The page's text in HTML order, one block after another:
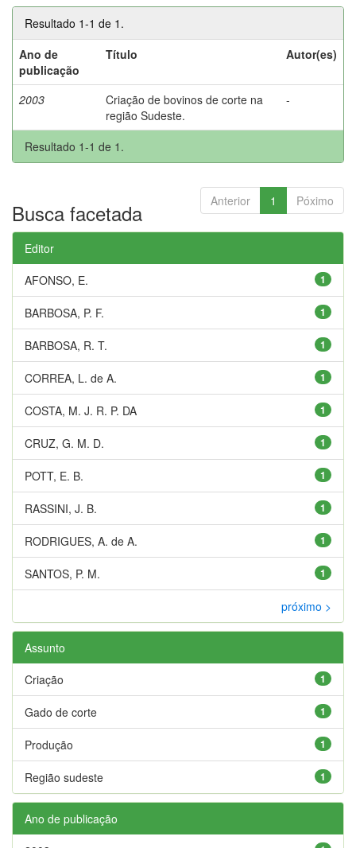
Resultado 1-1 de 1.
Ano de
publicação
Título Autor(es)
2003
Criação de bovinos de corte na
região Sudeste.
-
Resultado 1-1 de 1.
Anterior 1 Póximo
Busca facetada
Editor
1
AFONSO, E.
1
BARBOSA, P. F.
1
BARBOSA, R. T.
1
CORREA, L. de A.
1
COSTA, M. J. R. P. DA
1
CRUZ, G. M. D.
1
POTT, E. B.
1
RASSINI, J. B.
1
RODRIGUES, A. de A.
1
SANTOS, P. M.
próximo >
Assunto
1
Criação
1
Gado de corte
1
Produção
1
Região sudeste
Ano de publicação